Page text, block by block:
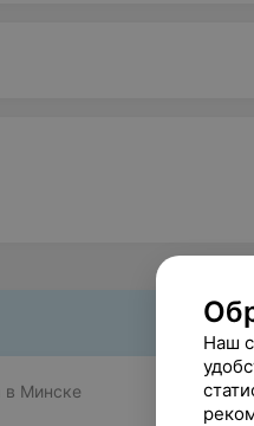
в Минске
Наш